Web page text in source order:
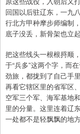
回国以后驻辽东，一九
行北方甲种摩步师编制
底子没丢，新骨架也立起
把这些线头一根根捋顺
于“兵多”这两个字，而
劲旅，都拢到了自己手
再看它辖区里的省军区
空军三个军、海军基地
里的分量。这里连着辽
一处都不是轻飘飘的地方